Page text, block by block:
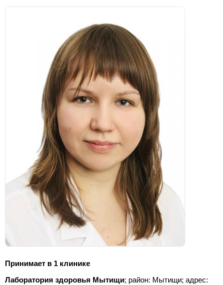
Принимает в 1 клинике
Лаборатория здоровья Мытищи; район: Мытищи; адрес: